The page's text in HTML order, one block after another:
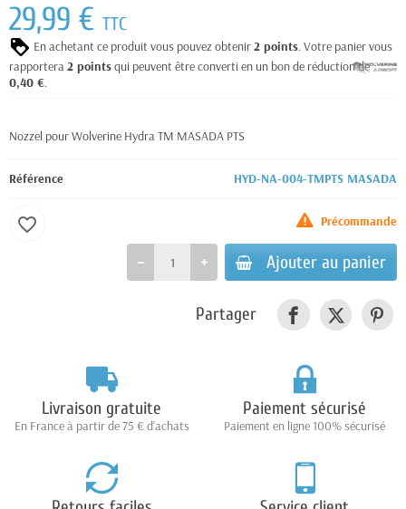
29,99 € TTC
En achetant ce produit vous pouvez obtenir2 points. Votre panier vous
rapportera2 pointsqui peuvent être converti en un bon de réduction de
0,40 €.
Nozzel pour Wolverine Hydra TM MASADA PTS
Référence HYD-NA-004-TMPTS MASADA
Précommande
Ajouter au panier
favorite_border
Partager
Livraison gratuite
En France à partir de 75 € d'achats
Paiement sécurisé
Paiement en ligne 100% sécurisé